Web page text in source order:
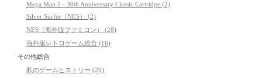
Mega Man 2 - 30th Anniversary Classic Cartridge (2)
Silver Surfer（NES） (2)
NES（海外版ファミコン） (28)
海外版レトロゲーム総合 (16)
その他総合
私のゲームヒストリー (29)